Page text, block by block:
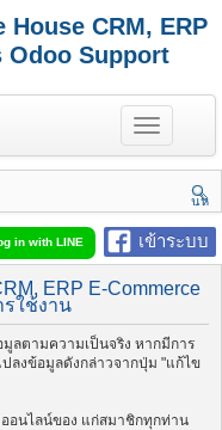
CRM, ERP
Odoo Support
T
o
g
e
n
a
v
i
a
t
i
o
นห
า
เข้าระบบ
in with LINE
ERP E-Commerce
รใช้งาน
ลตามความเป็นจริง หากมีการ
ลงข้อมูลดังกล่าวจากปุ่ม "แก้ไข
ออนไลน์ของ แก่สมาชิกทุกท่าน